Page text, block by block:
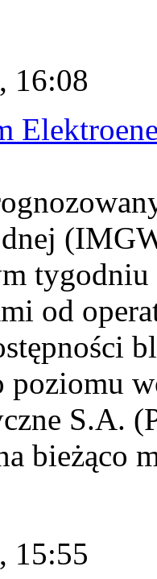
16:08
tygodniu
od
poziomu
S.A.
bieżąco
15:55